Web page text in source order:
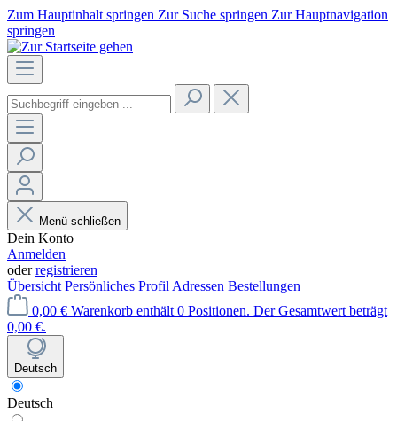
Zum Hauptinhalt springen Zur Suche springen Zur Hauptnavigation
springen
Menü schließen
Dein Konto
Anmelden
oderregistrieren
Übersicht Persönliches Profil Adressen Bestellungen
0,00 € Warenkorb enthält 0 Positionen. Der Gesamtwert beträgt
0,00 €.
Deutsch
Deutsch